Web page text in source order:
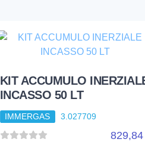
KIT ACCUMULO
INCASSO 50 LT
IMMERGAS 3.027709